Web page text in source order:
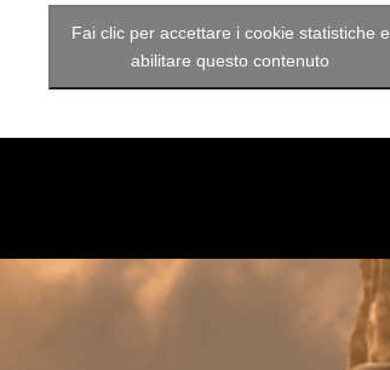
Fai clic per accettare i cookie statistiche e
abilitare questo contenuto